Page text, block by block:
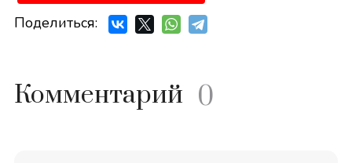
Поделиться:
Комментарий 0